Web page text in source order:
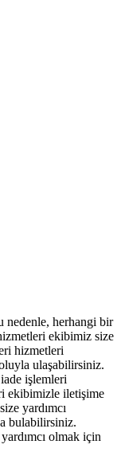
herhangi bir
ekibimiz size
hizmetleri
ulaşabilirsiniz.
işlemleri
ekibimizle iletişime
yardımcı
bulabilirsiniz.
olmak için